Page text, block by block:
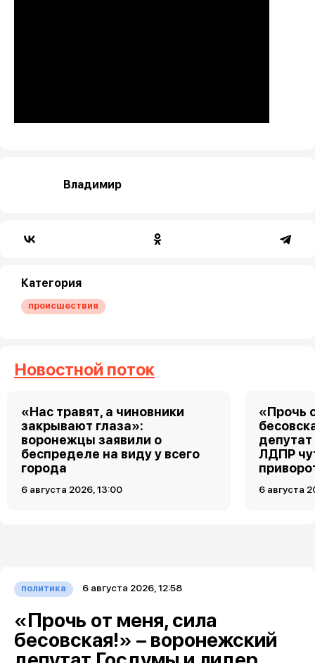
Владимир
Категория
происшествия
Новостной поток
«Нас травят, а чиновники
закрывают глаза»:
воронежцы заявили о
беспределе на виду у всего
города
6 августа 2026, 13:00
«Прочь
ЛДПР
6 августа
политика 6 августа 2026, 12:58
«Прочь от меня, сила
бесовская!» – воронежский